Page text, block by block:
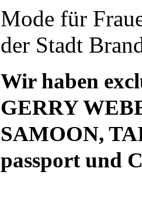
Mode für
der Stadt
Wir haben
GERRY
SAMOON,
passport und